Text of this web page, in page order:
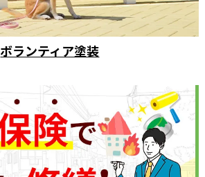
ボランティア塗装